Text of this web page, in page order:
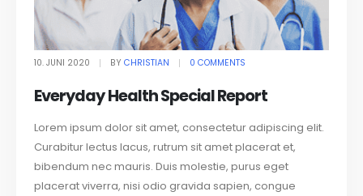
10. JUNI 2020 BYCHRISTIAN 0 COMMENTS
Everyday Health Special Report
Lorem ipsum dolor sit amet, consectetur adipiscing elit.
Curabitur lectus lacus, rutrum sit amet placerat et,
bibendum nec mauris. Duis molestie, purus eget
placerat viverra, nisi odio gravida sapien, congue